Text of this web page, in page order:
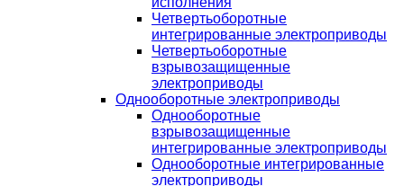
Четвертьоборотные
интегрированные электроприводы
Четвертьоборотные
взрывозащищенные
электроприводы
Однооборотные электроприводы
Однооборотные
взрывозащищенные
интегрированные электроприводы
Однооборотные интегрированные
электроприводы